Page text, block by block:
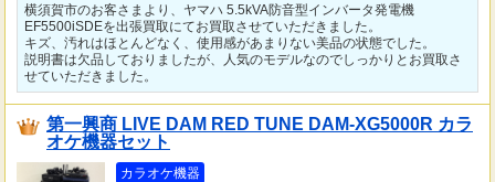
横須賀市のお客さまより、ヤマハ 5.5kVA防音型インバータ発電機
EF5500iSDEを出張買取にてお買取させていただきました。
キズ、汚れはほとんどなく、使用感があまりない美品の状態でした。
説明書は欠品しておりましたが、人気のモデルなのでしっかりとお買取さ
せていただきました。
第一興商 LIVE DAM RED TUNE DAM-XG5000R カラ
オケ機器セット
カラオケ機器